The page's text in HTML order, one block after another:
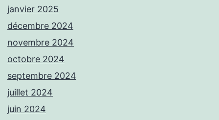
janvier 2025
décembre 2024
novembre 2024
octobre 2024
septembre 2024
juillet 2024
juin 2024